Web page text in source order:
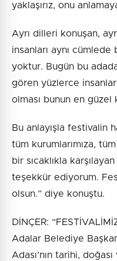
yaklaşırız, onu
Ayrı dilleri konuşan,
insanları aynı
yoktur. Bugün bu
gören yüzlerce
olması bunun en güzel
Bu anlayışla festivalin
tüm kurumlarımıza,
bir sıcaklıkla
teşekkür ediyorum.
olsun.” diye konuştu.
DİNÇER:
Adalar Belediye
Adası’nın tarihi,